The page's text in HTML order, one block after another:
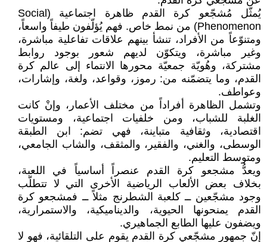
يُمثّل مُشجّعو كرة القدم ظاهرة اجتماعية (Social
Phenomenon) من نمط خاص. فهم يُؤلّفون طيفاً واسعاً،
ومتنوّعاً من الأفراد، تنشأ بينهم علاقات تفاعلية مباشرة،
وغير مباشرة، ويتكوّن لديهم شعور بوجود روابط
مشتركة، وهُويّة جمعيّة محورها الانتماء إلى عالم كرة
القدم، وما يتضمّنه من: رموز، وقواعد، ولغة، وإشارات،
وعواطف.
وتشمل الظاهرة أفراداً من مختلف الأعمار، وإنْ كانت
الغلبة للشباب، ومن خلفيات اجتماعية، ومستويات
اقتصادية، وثقافية متباينة، فهي تضم: ابن الطبقة
الوسطى، والغني، والفقير، والمثقف، والشاب الجامعي،
ومتوسط التعليم.
ويعدُّ مشجعو كرة القدم عنصراً أساسياً في اللعبة،
بخلاف بعض الألعاب الرياضية الأخرى التي لا تتطلّب
وجود مشجّعين ــ كلعبة الشطرنج مثلاً ــ فمشجعو كرة
القدم يمنحونها الحيوية، والديناميكية، والاستمرارية،
ويضفون عليها الطابع الجماهيري.
إنّ جمهور مشجّعي كرة القدم يقوم على التلقائية، فهو لا